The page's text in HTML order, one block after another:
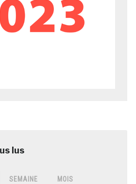
SEMAINE MOIS